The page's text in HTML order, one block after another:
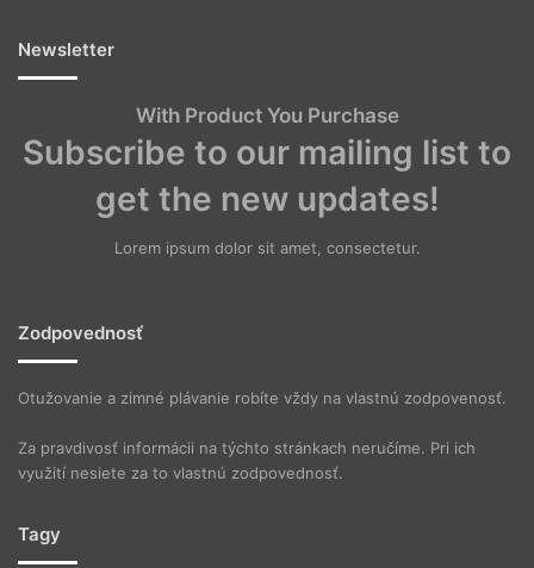
Newsletter
With Product You Purchase
Subscribe to our mailing list to
get the new updates!
Lorem ipsum dolor sit amet, consectetur.
Zodpovednosť
Otužovanie a zimné plávanie robíte vždy na vlastnú zodpovenosť.
Za pravdivosť informácii na týchto stránkach neručíme. Pri ich
využití nesiete za to vlastnú zodpovednosť.
Tagy